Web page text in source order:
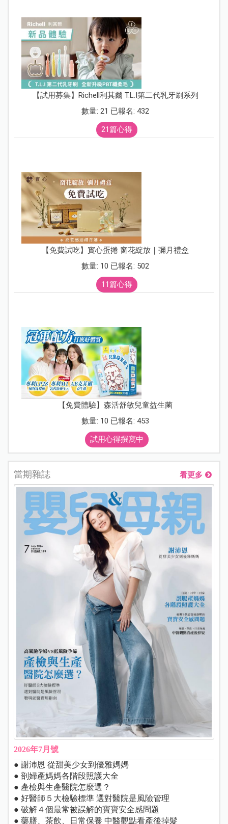
【試用募集】Richell利其爾 T.L.I第二代乳牙刷系列
數量: 21 已報名: 432
21篇心得
【免費試吃】實心蛋捲 窗花綻放｜彌月禮盒
數量: 10 已報名: 502
11篇心得
【免費體驗】森活舒敏兒童益生菌
數量: 10 已報名: 453
試用心得撰寫中
當期雜誌 看更多
2026年7月號
● 謝沛恩 從甜美少女到優雅媽媽
● 剖婦產媽媽各階段照護大全
● 產檢與生產醫院怎麼選？
● 好醫師５大檢驗標準 選對醫院是風險管理
● 破解４個最常被誤解的寶寶安全感問題
● 藥膳、茶飲、日常保養 中醫觀點看產後掉髮